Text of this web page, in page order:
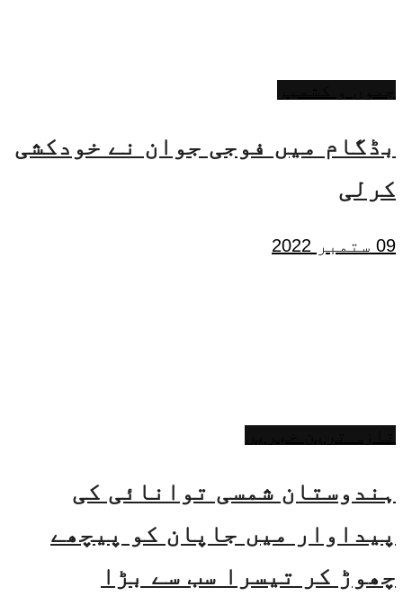
بڈگام میں فوجی جوان نے خودکشی
کرلی
09 ستمبر 2022
ہندوستان شمسی توانائی کی
پیداوار میں جاپان کو پیچھے
چھوڑ کر تیسرا سب سے بڑا